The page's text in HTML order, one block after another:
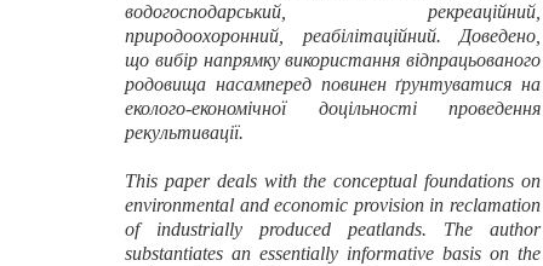
водогосподарський, рекреаційний,
природоохоронний, реабілітаційний. Доведено,
що вибір напрямку використання відпрацьованого
родовища насамперед повинен ґрунтуватися на
еколого-економічної доцільності проведення
рекультивації.
This paper deals with the conceptual foundations on
environmental and economic provision in reclamation
of industrially produced peatlands. The author
substantiates an essentially informative basis on the